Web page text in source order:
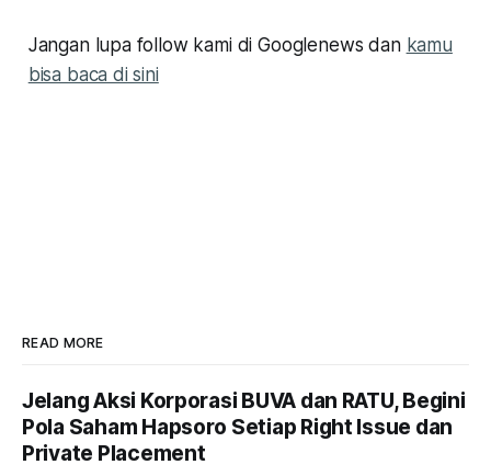
Jangan lupa follow kami di Googlenews dan kamu
bisa baca di sini
READ MORE
Jelang Aksi Korporasi BUVA dan RATU, Begini
Pola Saham Hapsoro Setiap Right Issue dan
Private Placement